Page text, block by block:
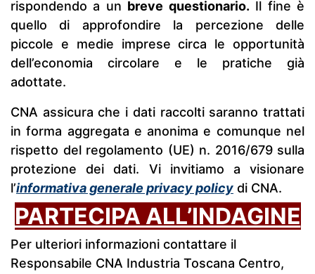
rispondendo a un breve questionario. Il fine è
quello di approfondire la percezione delle
piccole e medie imprese circa le opportunità
dell’economia circolare e le pratiche già
adottate.
CNA assicura che i dati raccolti saranno trattati
in forma aggregata e anonima e comunque nel
rispetto del regolamento (UE) n. 2016/679 sulla
protezione dei dati. Vi invitiamo a visionare
l’informativa generale privacy policy di CNA.
PARTECIPA ALL’INDAGINE
Per ulteriori informazioni contattare il
Responsabile CNA Industria Toscana Centro,